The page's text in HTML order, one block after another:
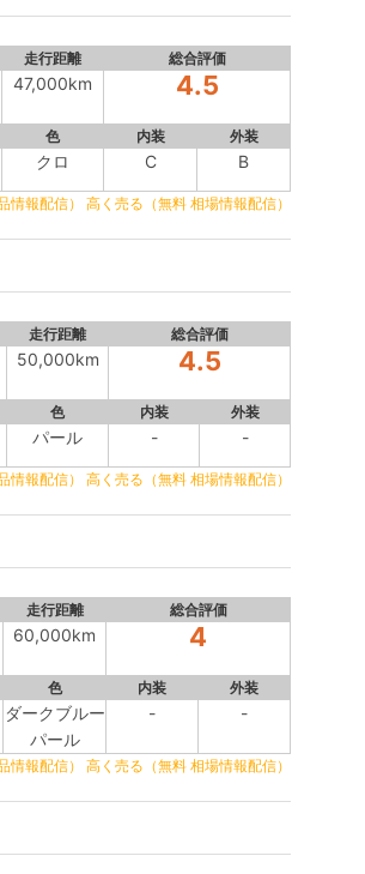
走行距離 総合評価
47,000km 4.5
色 内装 外装
クロ C B
情報配信） 高く売る（無料 相場情報配信）
走行距離 総合評価
50,000km 4.5
色 内装 外装
パール - -
情報配信） 高く売る（無料 相場情報配信）
走行距離 総合評価
60,000km 4
色 内装 外装
ダークブルー
パール
- -
情報配信） 高く売る（無料 相場情報配信）